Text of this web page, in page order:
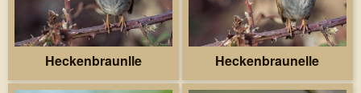
Heckenbraunlle Heckenbraunelle